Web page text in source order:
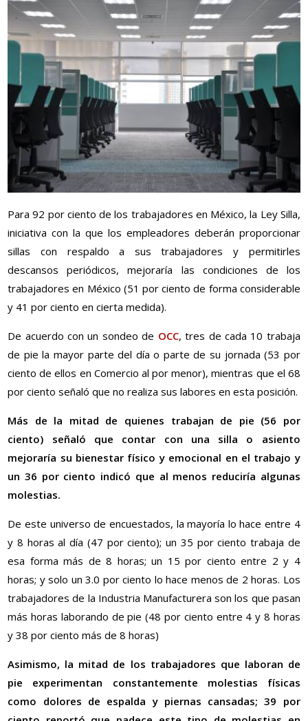
Para 92 por ciento de los trabajadores en México, la Ley Silla,
iniciativa con la que los empleadores deberán proporcionar
sillas con respaldo a sus trabajadores y permitirles
descansos periódicos, mejoraría las condiciones de los
trabajadores en México (51 por ciento de forma considerable
y 41 por ciento en cierta medida).
De acuerdo con un sondeo de OCC, tres de cada 10 trabaja
de pie la mayor parte del día o parte de su jornada (53 por
ciento de ellos en Comercio al por menor), mientras que el 68
por ciento señaló que no realiza sus labores en esta posición.
Más de la mitad de quienes trabajan de pie (56 por
ciento) señaló que contar con una silla o asiento
mejoraría su bienestar físico y emocional en el trabajo y
un 36 por ciento indicó que al menos reduciría algunas
molestias.
De este universo de encuestados, la mayoría lo hace entre 4
y 8 horas al día (47 por ciento); un 35 por ciento trabaja de
esa forma más de 8 horas; un 15 por ciento entre 2 y 4
horas; y solo un 3.0 por ciento lo hace menos de 2 horas. Los
trabajadores de la Industria Manufacturera son los que pasan
más horas laborando de pie (48 por ciento entre 4 y 8 horas
y 38 por ciento más de 8 horas)
Asimismo, la mitad de los trabajadores que laboran de
pie experimentan constantemente molestias físicas
como dolores de espalda y piernas cansadas; 39 por